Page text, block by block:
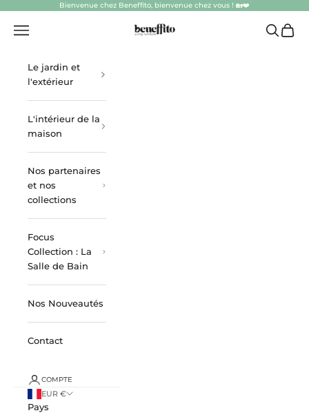
Passer au contenuBienvenue chez Beneffito, bienvenue chez vous ! 🏡❤️
beneffito.com
Ouvrir la navigation Ouvrir la
Voir
Le jardin et
l'extérieur
L'intérieur de la
maison
Nos partenaires
et nos
collections
Focus
Collection : La
Salle de Bain
Nos Nouveautés
Contact
COMPTE
EUR €
Pays